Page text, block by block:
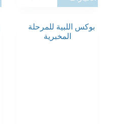
المختلفة